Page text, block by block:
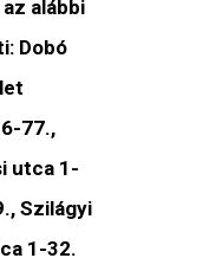
alábbi
Dobó
77.,
utca 1-
Szilágyi
1-32.